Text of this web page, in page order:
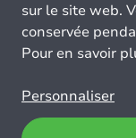
sur le site web.
conservée
Pour en savoir
Personnaliser